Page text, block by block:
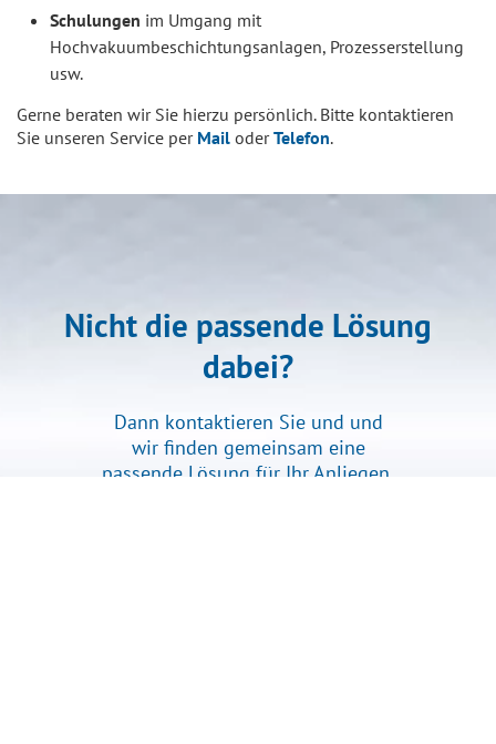
Schulungen im Umgang mit
Hochvakuumbeschichtungsanlagen, Prozesserstellung
usw.
Gerne beraten wir Sie hierzu persönlich. Bitte kontaktieren
Sie unseren Service per Mail oderTelefon.
Nicht die passende Lösung
dabei?
Dann kontaktieren Sie und und
wir finden gemeinsam eine
passende Lösung für Ihr Anliegen.